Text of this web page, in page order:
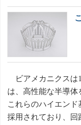
ビアメカニクスは
は、高性能な半導体
これらのハイエン
採用されており、回